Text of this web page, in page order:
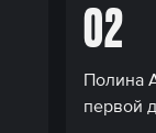
02
Полина
первой